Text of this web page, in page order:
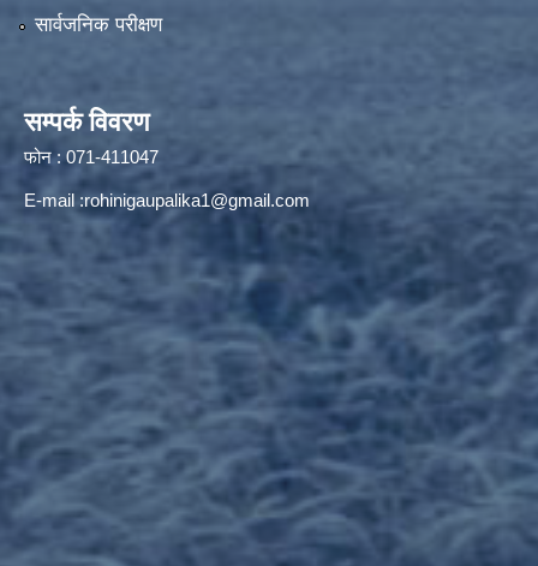
सार्वजनिक परीक्षण
सम्पर्क विवरण
फोन : 071-411047
E-mail :rohinigaupalika1@gmail.com